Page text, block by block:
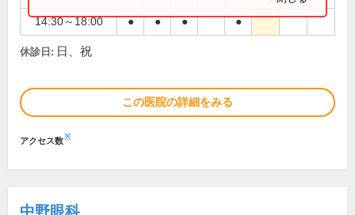
14:30～18:00 ● ● ● ●
休診日: 日、祝
この医院の詳細をみる
アクセス数※
中野眼科